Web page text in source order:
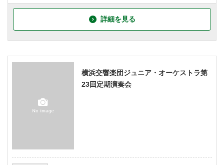
詳細を見る
横浜交響楽団ジュニア・オーケストラ第
23回定期演奏会